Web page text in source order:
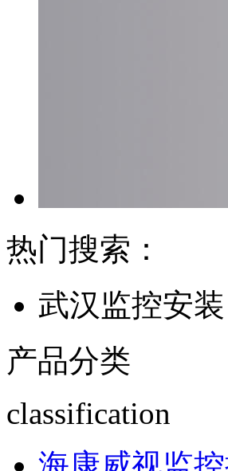
热门搜索：
武汉监控安装
产品分类
classification